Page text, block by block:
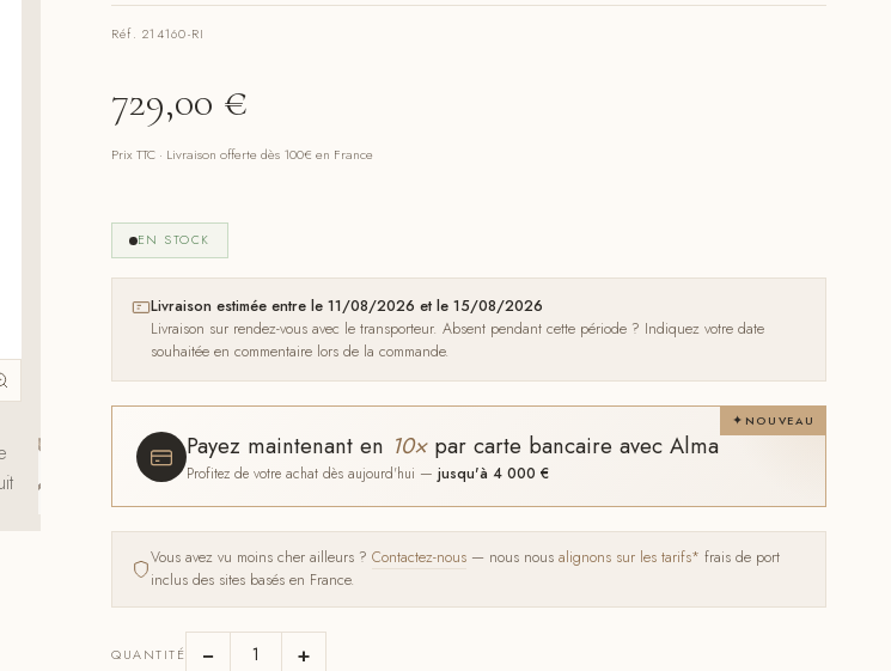
Réf. 214160-RI
729,00 €
Prix TTC · Livraison offerte dès 100€ en France
EN STOCK
Livraison estimée entre le 11/08/2026 et le 15/08/2026
Livraison sur rendez-vous avec le transporteur. Absent pendant cette période ? Indiquez votre date
souhaitée en commentaire lors de la commande.
NOUVEAU
Payez maintenant en 10×par carte bancaire avec Alma
Profitez de votre achat dès aujourd'hui — jusqu'à 4 000 €
Vous avez vu moins cher ailleurs ? Contactez-nous — nous nous alignons sur les tarifs* frais de port
inclus des sites basés en France.
QUANTITÉ − +